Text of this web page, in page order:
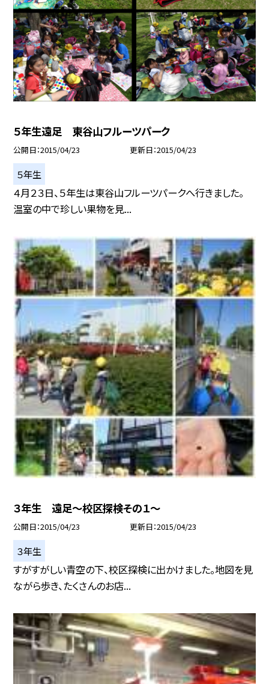
５年生遠足 東谷山フルーツパーク
公開日 2015/04/23 更新日 2015/04/23
５年生
４月２３日、５年生は東谷山フルーツパークへ行きました。
温室の中で珍しい果物を見...
３年生 遠足〜校区探検その１〜
公開日 2015/04/23 更新日 2015/04/23
３年生
すがすがしい青空の下、校区探検に出かけました。地図を見
ながら歩き、たくさんのお店...